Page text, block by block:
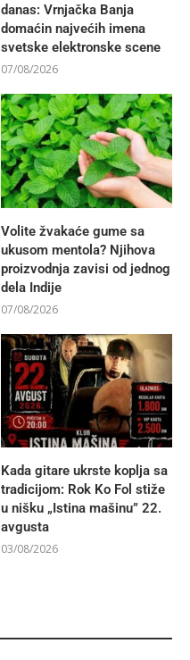
danas: Vrnjačka Banja
domaćin najvećih imena
svetske elektronske scene
07/08/2026
Volite žvakaće gume sa
ukusom mentola? Njihova
proizvodnja zavisi od jednog
dela Indije
07/08/2026
Kada gitare ukrste koplja sa
tradicijom: Rok Ko Fol stiže
u nišku „Istina mašinu” 22.
avgusta
03/08/2026